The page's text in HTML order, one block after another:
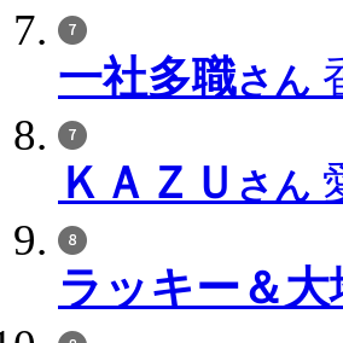
一社多職さん
ＫＡＺＵ さん
ラッキー＆大